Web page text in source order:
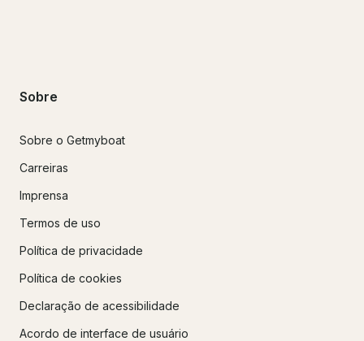
Sobre
Sobre o Getmyboat
Carreiras
Imprensa
Termos de uso
Política de privacidade
Política de cookies
Declaração de acessibilidade
Acordo de interface de usuário